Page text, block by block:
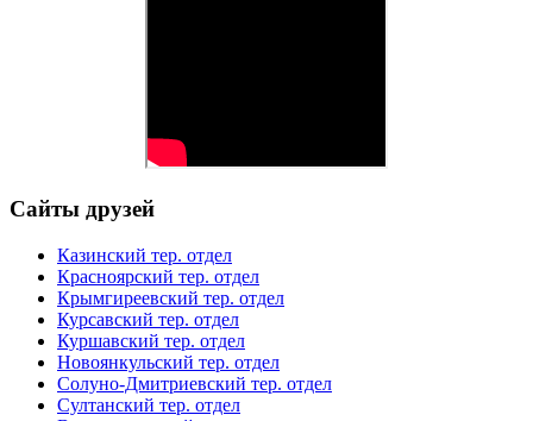
Сайты друзей
Казинский тер. отдел
Красноярский тер. отдел
Крымгиреевский тер. отдел
Курсавский тер. отдел
Куршавский тер. отдел
Новоянкульский тер. отдел
Солуно-Дмитриевский тер. отдел
Султанский тер. отдел